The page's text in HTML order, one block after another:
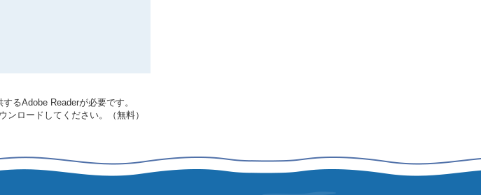
るAdobe Readerが必要です。
ロードしてください。（無料）